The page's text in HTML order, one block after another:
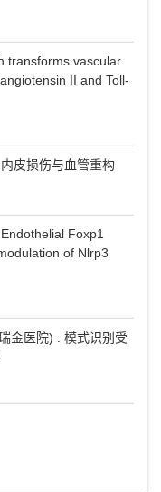
transforms vascular
II and Toll-
皮损伤与血管重构
Foxp1
of Nlrp3
金医院) : 模式识别受